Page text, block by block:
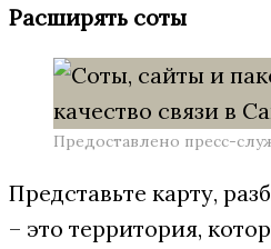
Расширять соты
Предоставлено пресс-
Представьте карту,
– это территория,